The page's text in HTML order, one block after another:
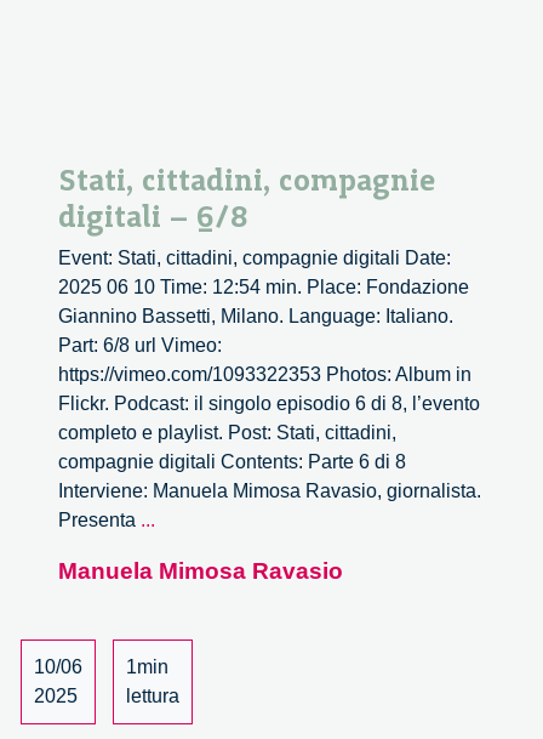
Stati, cittadini, compagnie
digitali – 6/8
Event: Stati, cittadini, compagnie digitali Date:
2025 06 10 Time: 12:54 min. Place: Fondazione
Giannino Bassetti, Milano. Language: Italiano.
Part: 6/8 url Vimeo:
https://vimeo.com/1093322353 Photos: Album in
Flickr. Podcast: il singolo episodio 6 di 8, l’evento
completo e playlist. Post: Stati, cittadini,
compagnie digitali Contents: Parte 6 di 8
Interviene: Manuela Mimosa Ravasio, giornalista.
Presenta ...
compagnie
–
6/8
Manuela Mimosa Ravasio
10/06
2025
1min
lettura